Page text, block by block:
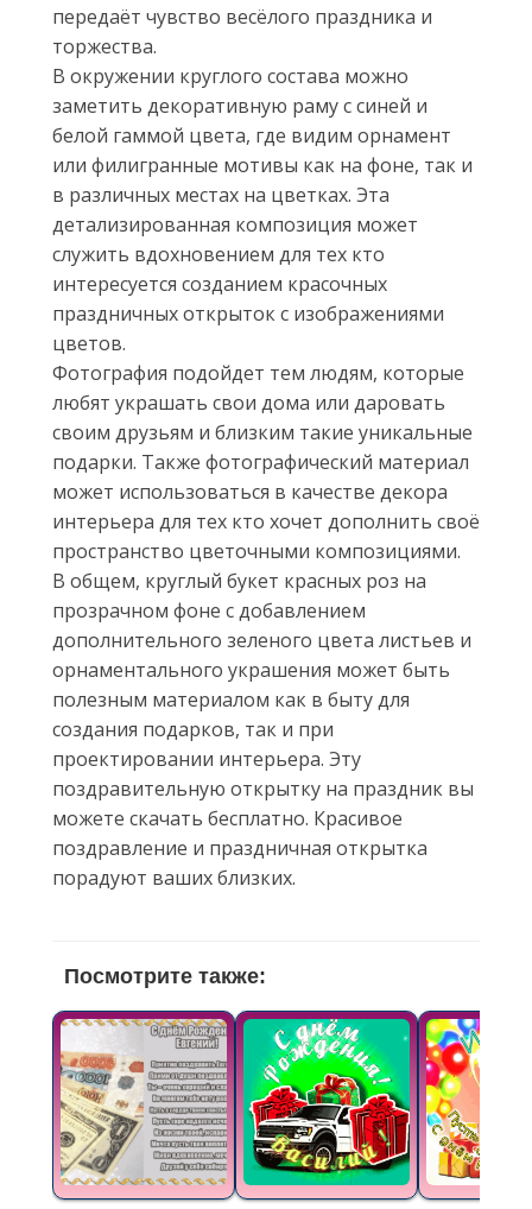
передаёт чувство весёлого праздника и
торжества.
В окружении круглого состава можно
заметить декоративную раму с синей и
белой гаммой цвета, где видим орнамент
или филигранные мотивы как на фоне, так и
в различных местах на цветках. Эта
детализированная композиция может
служить вдохновением для тех кто
интересуется созданием красочных
праздничных открыток с изображениями
цветов.
Фотография подойдет тем людям, которые
любят украшать свои дома или даровать
своим друзьям и близким такие уникальные
подарки. Также фотографический материал
может использоваться в качестве декора
интерьера для тех кто хочет дополнить своё
пространство цветочными композициями.
В общем, круглый букет красных роз на
прозрачном фоне с добавлением
дополнительного зеленого цвета листьев и
орнаментального украшения может быть
полезным материалом как в быту для
создания подарков, так и при
проектировании интерьера. Эту
поздравительную открытку на праздник вы
можете скачать бесплатно. Красивое
поздравление и праздничная открытка
порадуют ваших близких.
Посмотрите также: